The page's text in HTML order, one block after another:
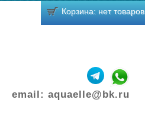
email: aquaelle@bk.ru
Корзина: нет товаров